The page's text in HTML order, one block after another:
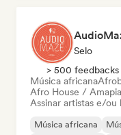
Selo
> 500 feedbacks
Música africana
Afro House /
Assinar artistas e/ou
Música africana